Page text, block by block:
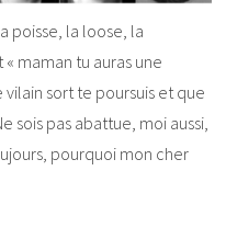
poisse, la loose, la
« maman tu auras une
sort te poursuis et que
sois pas abattue, moi aussi,
pourquoi mon cher